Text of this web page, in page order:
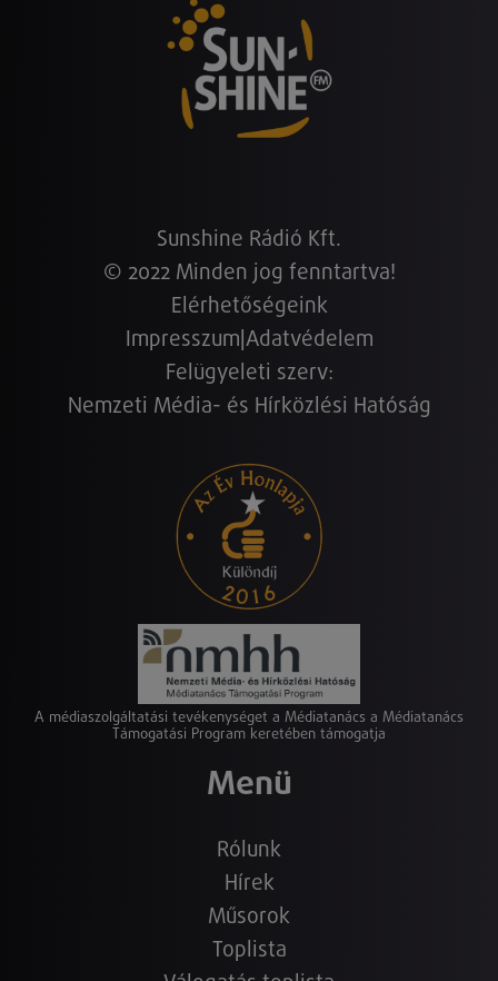
Sunshine Rádió Kft.
© 2022 Minden jog fenntartva!
Elérhetőségeink
Impresszum Adatvédelem
Felügyeleti szerv:
Nemzeti Média- és Hírközlési Hatóság
A médiaszolgáltatási tevékenységet a Médiatanács a Médiatanács
Támogatási Program keretében támogatja
Menü
Rólunk
Hírek
Műsorok
Toplista